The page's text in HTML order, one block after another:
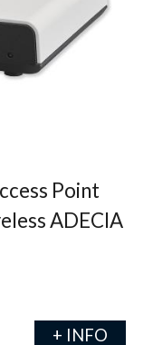
Point
ADECIA
+ INFO